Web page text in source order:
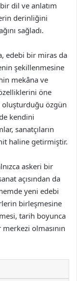
dil ve anlatım
derinliğini
sağladı.
edebi bir miras da
şekillenmesine
mekâna ve
öne
oluşturduğu özgün
kendini
sanatçıların
haline getirmiştir.
askeri bir
açısından da
yeni edebi
birleşmesine
tarih boyunca
olmasının